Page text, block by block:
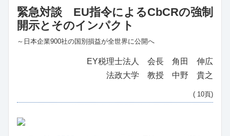
緊急対談 EU指令によるCbCRの強制
開示とそのインパクト
～日本企業900社の国別損益が全世界に公開へ
EY税理士法人 会長 角田 伸広
法政大学 教授 中野 貴之
( 10頁)